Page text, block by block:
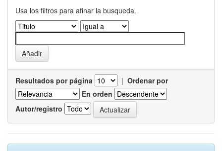
Usa los filtros para afinar la busqueda.
Resultados por página | Ordenar por
En orden
Autor/registro